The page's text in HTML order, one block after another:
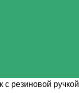
резиновой ручкой